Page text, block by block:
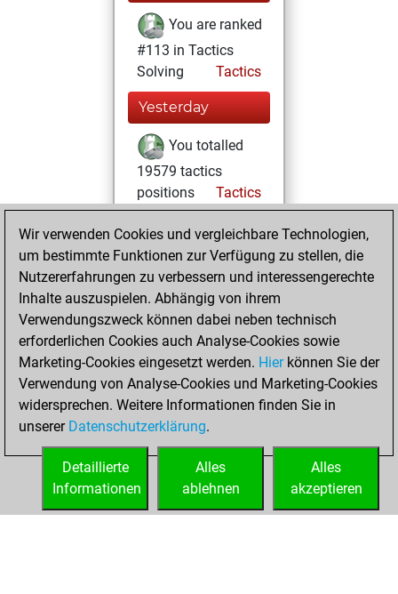
You are ranked
#113 in Tactics
Solving
Tactics
Yesterday
You totalled
19579 tactics
positions
Tactics
16269 tactics
positions
an Elo of 2702 in
tactics positions
Montag, August
12, 2024
You created
your Fritz account
Wir verwenden Cookies und vergleichbare Technologien,
um bestimmte Funktionen zur Verfügung zu stellen, die
Nutzererfahrungen zu verbessern und interessengerechte
Inhalte auszuspielen. Abhängig von ihrem
Verwendungszweck können dabei neben technisch
erforderlichen Cookies auch Analyse-Cookies sowie
Marketing-Cookies eingesetzt werden. Hierkönnen Sie der
Verwendung von Analyse-Cookies und Marketing-Cookies
widersprechen. Weitere Informationen finden Sie in
unserer Datenschutzerklärung.
Alles
akzeptieren
Alles
ablehnen
Detaillierte
Informationen